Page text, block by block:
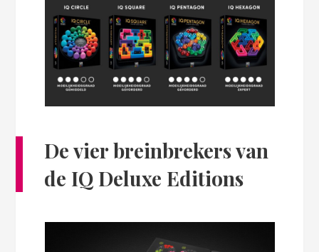
De vier breinbrekers van
de IQ Deluxe Editions